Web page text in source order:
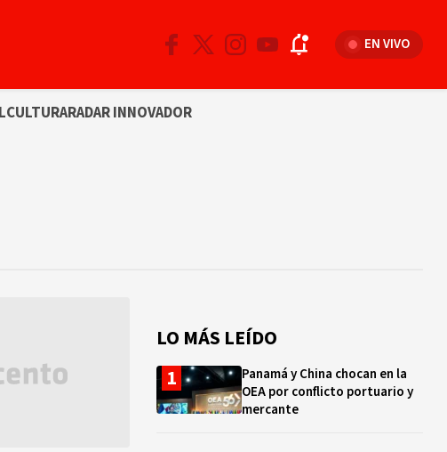
EN VIVO
CULTURARADAR INNOVADOR
LO MÁS LEÍDO
Panamá y China chocan en la
OEA por conflicto portuario y
mercante